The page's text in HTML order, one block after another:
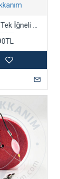
İzmir Kordon Tek İğneli Surf Casting Çipura Takımı